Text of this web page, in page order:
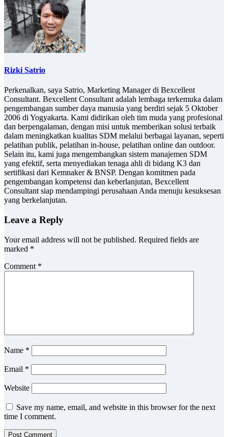
Rizki Satrio
Perkenalkan, saya Satrio, Marketing Manager di Bexcellent
Consultant. Bexcellent Consultant adalah lembaga terkemuka dalam
pengembangan sumber daya manusia yang berdiri sejak 5 Oktober
2006 di Yogyakarta. Kami didirikan oleh tim muda yang profesional
dan berpengalaman, dengan misi untuk memberikan solusi terbaik
dalam meningkatkan kualitas SDM melalui berbagai layanan, seperti
pelatihan publik, pelatihan in-house, pelatihan online dan outdoor.
Selain itu, kami juga mengembangkan sistem manajemen SDM
yang efektif, serta menyediakan tenaga ahli di bidang K3 dan
sertifikasi dari Kemnaker & BNSP. Dengan komitmen pada
pengembangan kompetensi dan keberlanjutan, Bexcellent
Consultant siap mendampingi perusahaan Anda menuju kesuksesan
yang berkelanjutan.
Leave a Reply
Your email address will not be published. Required fields are
marked *
Comment *
Name *
Email *
Website
Save my name, email, and website in this browser for the next
time I comment.